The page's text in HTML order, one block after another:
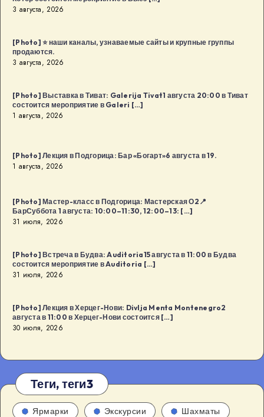
Kaffa
августа
в
Будва
[…]
3 августа, 2026
[Photo] ⭐️ наши каналы, узнаваемые сайты и крупные группы
продаются.
3 августа, 2026
[Photo] Выставка в Тиват: Galerija Tivat1 августа 20:00 в Тиват
состоится мероприятие в Galeri […]
1 августа, 2026
[Photo] Лекция в Подгорица: Бар «Богарт»6 августа в 19.
1 августа, 2026
[Photo] Мастер-класс в Подгорица: Мастерская О2📍
БарСуббота 1 августа: 10:00–11:30, 12:00–13: […]
31 июля, 2026
[Photo] Встреча в Будва: Auditoria15 августа в 11:00 в Будва
состоится мероприятие в Auditoria […]
31 июля, 2026
[Photo] Лекция в Херцег-Нови: Divlja Menta Montenegro2
августа в 11:00 в Херцег-Нови состоится […]
30 июля, 2026
Теги, теги3
Ярмарки Экскурсии Шахматы